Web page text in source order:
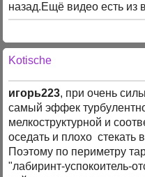
назад.Ещё видео есть из
Kotische
игорь223, при очень
самый эффек
мелкоструктурной и
оседать и плохо стекать
Поэтому по периметру
"лабиринт-успокоитель-